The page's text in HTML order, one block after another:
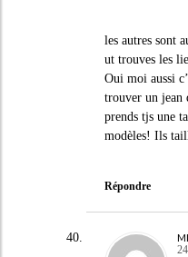
les autres sont
ut trouves les
Oui moi aussi
trouver un jean
prends tjs une
modèles! Ils
Répondre